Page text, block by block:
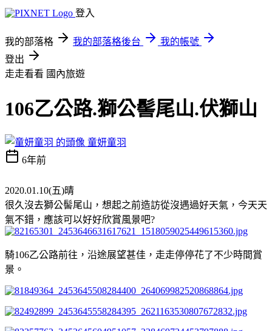
登入
我的部落格 我的部落格後台
我的帳號
登出
走走看看 國內旅遊
106乙公路.獅公髻尾山.伏獅山
童妍童羽
6年前
2020.01.10(五)晴
很久沒去獅公髻尾山，想起之前造訪從沒遇過好天氣，今天天
氣不錯，應該可以好好欣賞風景吧?
騎106乙公路前往，沿途展望甚佳，走走停停花了不少時間賞
景。